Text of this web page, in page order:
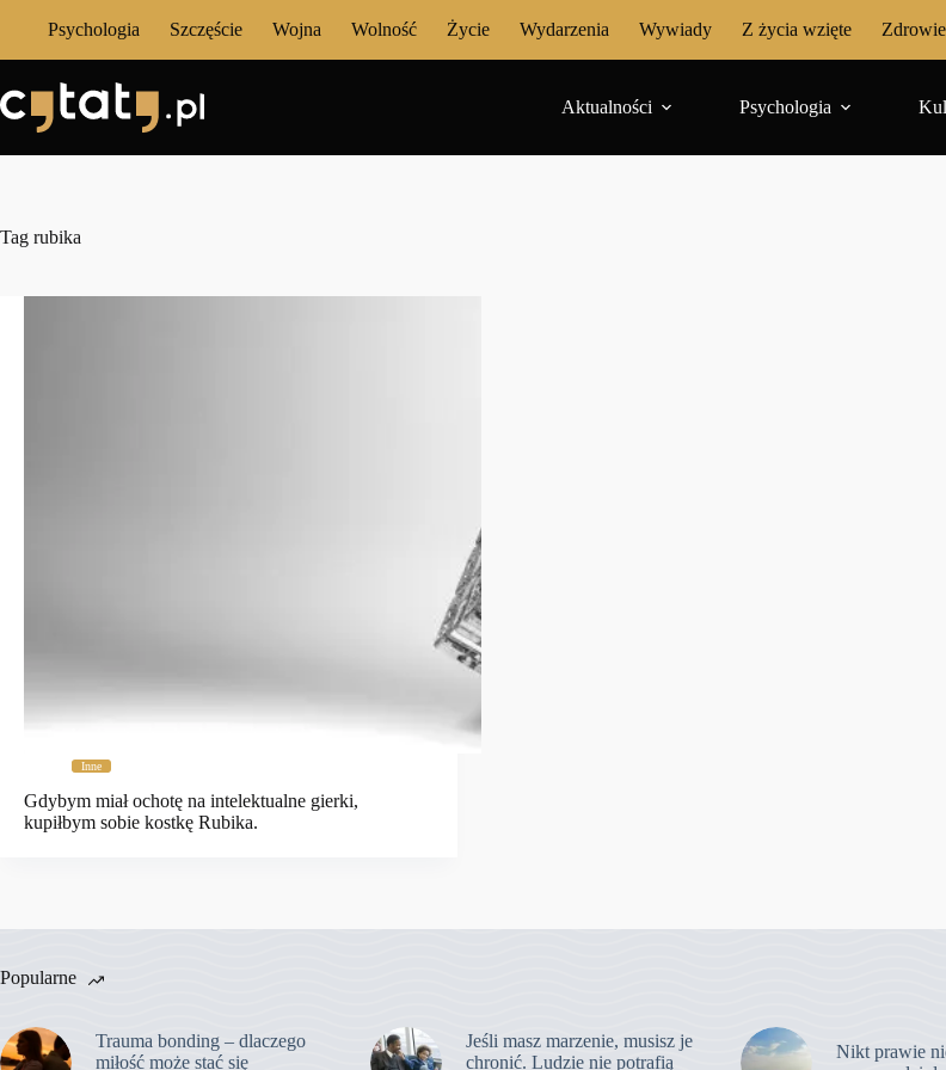
Psychologia Szczęście Wojna Wolność Życie Wydarzenia Wywiady Z życia wzięte Zdrowie
Aktualności Psychologia
Tag rubika
Inne
Gdybym miał ochotę na intelektualne gierki,
kupiłbym sobie kostkę Rubika.
Popularne
Trauma bonding – dlaczego
miłość może stać się
Jeśli masz marzenie, musisz je
chronić. Ludzie nie potrafią
Nikt prawie